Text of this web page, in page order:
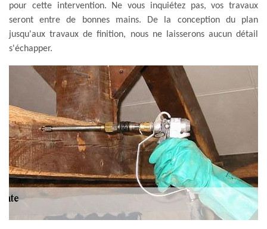
pour cette intervention. Ne vous inquiétez pas, vos travaux
seront entre de bonnes mains. De la conception du plan
jusqu'aux travaux de finition, nous ne laisserons aucun détail
s'échapper.